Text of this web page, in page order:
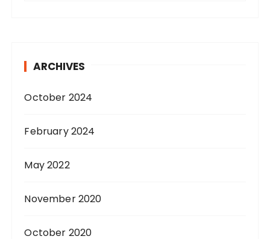
ARCHIVES
October 2024
February 2024
May 2022
November 2020
October 2020